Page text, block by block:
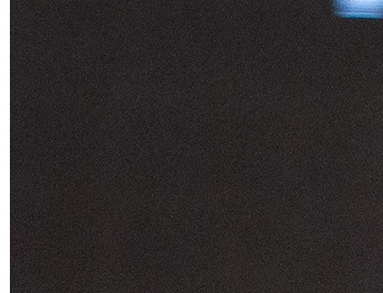
более сложных положений. Остальные три
чемпиона. В дальнейшем лидеры соперников
поставили перед нашими волейболистами
вклад в победу внесли два игрока – Дмитрий
которых красноярцы справлялись с большим
На волне первоначального успеха «Енисей»
теперь уже «Зенит» постоянно вёл в счёте, но
самом конце партии, когда красноярцы начали
более весомым – 25:18.
Было видно, что чемпионы страны внесли в
первую очередь они касались игры в защите и
заранее знали, как будут развиваться наши
и Волковым уже осечек не допускали. Причём
говорят, «на чистой сетке». Попав под